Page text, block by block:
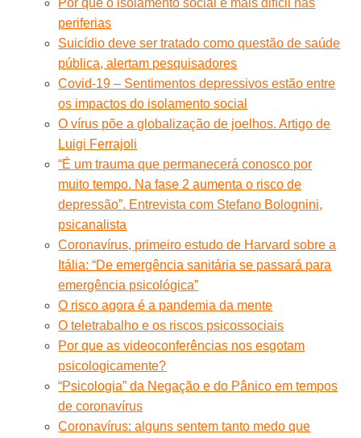
periferias
Suicídio deve ser tratado como questão de saúde
pública, alertam pesquisadores
Covid-19 – Sentimentos depressivos estão entre
os impactos do isolamento social
O vírus põe a globalização de joelhos. Artigo de
Luigi Ferrajoli
“É um trauma que permanecerá conosco por
muito tempo. Na fase 2 aumenta o risco de
depressão”. Entrevista com Stefano Bolognini,
psicanalista
Coronavírus, primeiro estudo de Harvard sobre a
Itália: “De emergência sanitária se passará para
emergência psicológica”
O risco agora é a pandemia da mente
O teletrabalho e os riscos psicossociais
Por que as videoconferências nos esgotam
psicologicamente?
“Psicologia” da Negação e do Pânico em tempos
de coronavírus
Coronavírus: alguns sentem tanto medo que